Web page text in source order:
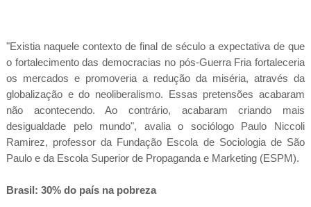
"Existia naquele contexto de final de século a expectativa de que
o fortalecimento das democracias no pós-Guerra Fria fortaleceria
os mercados e promoveria a redução da miséria, através da
globalização e do neoliberalismo. Essas pretensões acabaram
não acontecendo. Ao contrário, acabaram criando mais
desigualdade pelo mundo", avalia o sociólogo Paulo Niccoli
Ramirez, professor da Fundação Escola de Sociologia de São
Paulo e da Escola Superior de Propaganda e Marketing (ESPM).
Brasil: 30% do país na pobreza